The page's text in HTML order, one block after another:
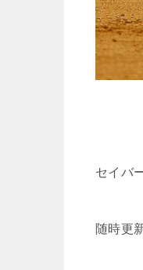
セイバ
随時更